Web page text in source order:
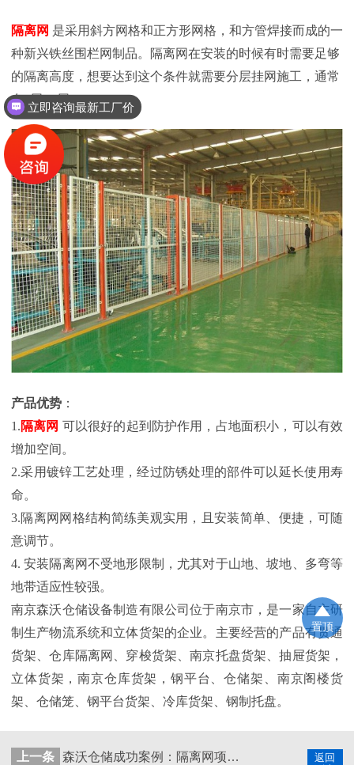
隔离网 是采用斜方网格和正方形网格，和方管焊接而成的一
种新兴铁丝围栏网制品。隔离网在安装的时候有时需要足够
的隔离高度，想要达到这个条件就需要分层挂网施工，通常
在2层-3 层。
产品优势 ：
1.隔离网 可以很好的起到防护作用，占地面积小，可以有效
增加空间。
2.采用镀锌工艺处理，经过防锈处理的部件可以延长使用寿
命。
3.隔离网网格结构简练美观实用，且安装简单、便捷，可随
意调节。
4. 安装隔离网不受地形限制，尤其对于山地、坡地、多弯等
地带适应性较强。
南京森沃仓储设备制造有限公司位于南京市， 是一家自主研
制生产物流系统和立体货架的企业。主要经营的产品有贯通
货架、仓库隔离网、穿梭货架、南京托盘货架、抽屉货架，
立体货架，南京仓库货架，钢平台、仓储架、南京阁楼货
架、仓储笼、钢平台货架、冷库货架、钢制托盘。
返回
上一条 森沃仓储成功案例：隔离网项目安装结束
置顶
立即咨询最新工厂价